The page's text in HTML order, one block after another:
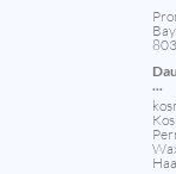
...